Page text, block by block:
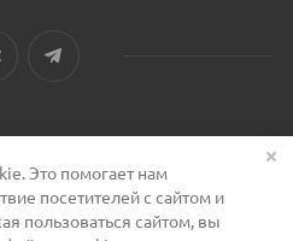
для косметологов
Это помогает нам
посетителей с сайтом и
пользоваться сайтом, вы